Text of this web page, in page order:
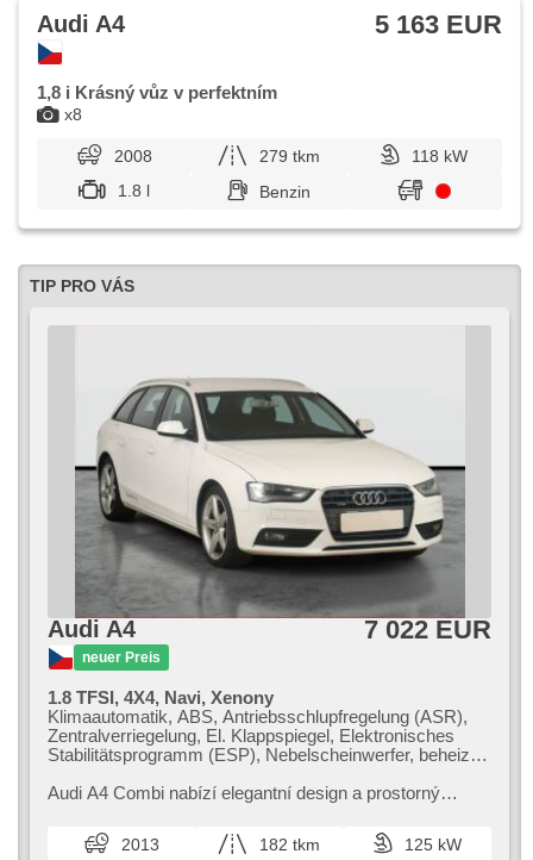
x8
Audi A4 5 163 EUR
1,8 i Krásný vůz v perfektním
2008 279 tkm
118 kW
1.8 l
Benzin
TIP PRO VÁS
Audi A4
neuer Preis
7 022 EUR
1.8 TFSI, 4X4, Navi, Xenony
Klimaautomatik, ABS, Antriebsschlupfregelung (ASR),
Zentralverriegelung, El. Klappspiegel, Elektronisches
Stabilitätsprogramm (ESP), Nebelscheinwerfer, beheizte
Sportsitze, Reifendrucksensor, 6x Airbag, Parkassistent,
Handgetriebe, Antrieb 4x4
Audi A4 Combi nabízí elegantní design a prostorný
činí ideální volbu pro ro...
2013 182 tkm
125 kW